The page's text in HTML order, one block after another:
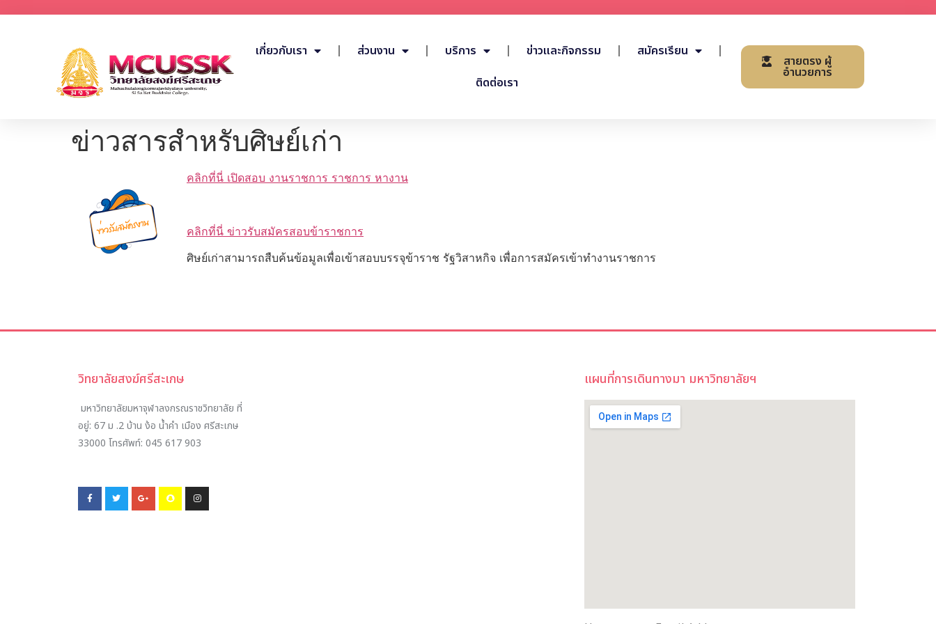
เกี่ยวกับเรา ส่วนงาน บริการ ข่าวและกิจกรรม
สมัครเรียน
ติดต่อเรา
สายตรง ผู้
อำนวยการ
ข่าวสารสำหรับศิษย์เก่า
คลิกที่นี่ เปิดสอบ งานราชการ ราชการ หางาน
คลิกที่นี่ ข่าวรับสมัครสอบข้าราชการ
ศิษย์เก่าสามารถสืบค้นข้อมูลเพื่อเข้าสอบบรรจุข้าราช รัฐวิสาหกิจ เพื่อการสมัครเข้าทำงานราชการ
วิทยาลัยสงฆ์ศรีสะเกษ
มหาวิทยาลัยมหาจุฬาลงกรณราชวิทยาลัย ที่
อยู่: 67 ม .2 บ้าน ง้อ น้ำคำ เมือง ศรีสะเกษ
33000 โทรศัพท์: 045 617 903
แผนที่การเดินทางมา มหาวิทยาลัยฯ